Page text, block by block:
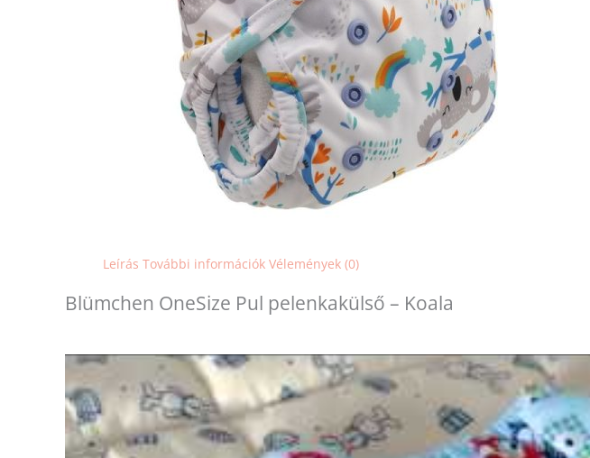
Leírás További információk Vélemények (0)
Blümchen OneSize Pul pelenkakülső – Koala